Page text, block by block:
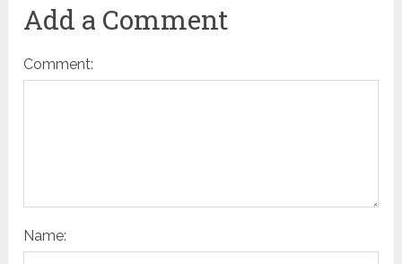
Add a Comment
Comment:
Name: